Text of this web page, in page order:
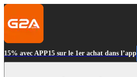
15% avec APP15 sur le 1er achat dans l’app